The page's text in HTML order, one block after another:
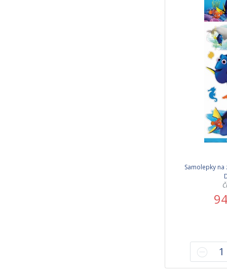
Samolepky na